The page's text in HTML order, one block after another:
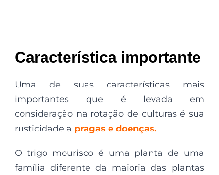
Característica importante
Uma de suas características mais
importantes que é levada em
consideração na rotação de culturas é sua
rusticidade a pragas e doenças.
O trigo mourisco é uma planta de uma
família diferente da maioria das plantas